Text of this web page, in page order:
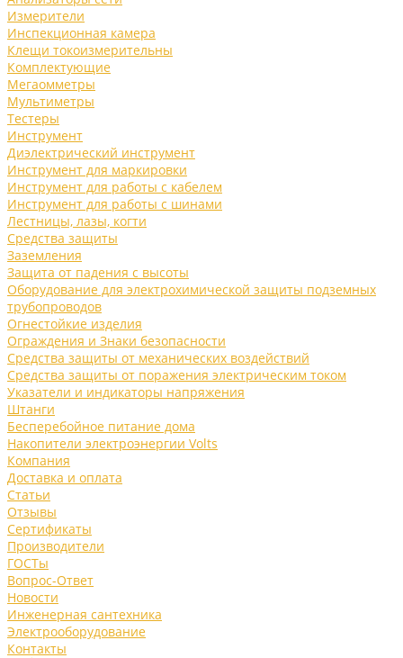
Измерители
Инспекционная камера
Клещи токоизмерительны
Комплектующие
Мегаомметры
Мультиметры
Тестеры
Инструмент
Диэлектрический инструмент
Инструмент для маркировки
Инструмент для работы с кабелем
Инструмент для работы с шинами
Лестницы, лазы, когти
Средства защиты
Заземления
Защита от падения с высоты
Оборудование для электрохимической защиты подземных
трубопроводов
Огнестойкие изделия
Ограждения и Знаки безопасности
Средства защиты от механических воздействий
Средства защиты от поражения электрическим током
Указатели и индикаторы напряжения
Штанги
Бесперебойное питание дома
Накопители электроэнергии Volts
Компания
Доставка и оплата
Статьи
Отзывы
Сертификаты
Производители
ГОСТы
Вопрос-Ответ
Новости
Инженерная сантехника
Электрооборудование
Контакты